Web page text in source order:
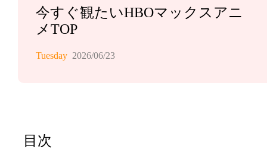
今すぐ観たいHBOマックスアニ
メTOP
Tuesday 2026/06/23
目次